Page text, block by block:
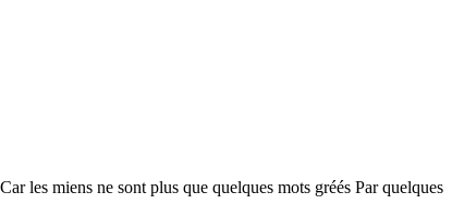
les miens ne sont plus que quelques mots gréés Par quelques